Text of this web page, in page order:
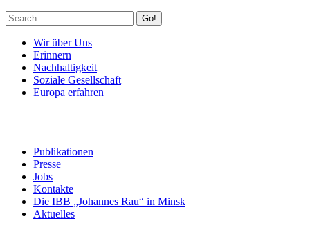
Go!
Wir über Uns
Erinnern
Nachhaltigkeit
Soziale Gesellschaft
Europa erfahren
Publikationen
Presse
Jobs
Kontakte
Die IBB „Johannes Rau“ in Minsk
Aktuelles